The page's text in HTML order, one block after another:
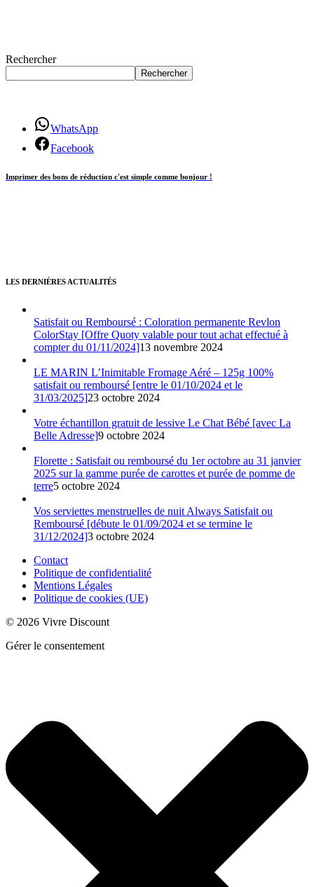
Rechercher
Rechercher
WhatsApp
Facebook
Imprimer des bons de réduction c'est simple comme bonjour !
LES DERNIÈRES ACTUALITÉS
Satisfait ou Remboursé : Coloration permanente Revlon
ColorStay [Offre Quoty valable pour tout achat effectué à
compter du 01/11/2024]13 novembre 2024
LE MARIN L’Inimitable Fromage Aéré – 125g 100%
satisfait ou remboursé [entre le 01/10/2024 et le
31/03/2025]23 octobre 2024
Votre échantillon gratuit de lessive Le Chat Bébé [avec La
Belle Adresse]9 octobre 2024
Florette : Satisfait ou remboursé du 1er octobre au 31 janvier
2025 sur la gamme purée de carottes et purée de pomme de
terre5 octobre 2024
Vos serviettes menstruelles de nuit Always Satisfait ou
Remboursé [débute le 01/09/2024 et se termine le
31/12/2024]3 octobre 2024
Contact
Politique de confidentialité
Mentions Légales
Politique de cookies (UE)
© 2026 Vivre Discount
Gérer le consentement